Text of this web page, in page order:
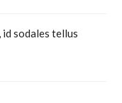
id sodales tellus